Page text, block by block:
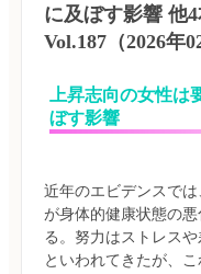
に及ぼす影響 他
Vol.187（2026年
上昇志向の女性は
ぼす影響
近年のエビデンスで
が身体的健康状態の
る。努力はストレス
といわれてきたが、